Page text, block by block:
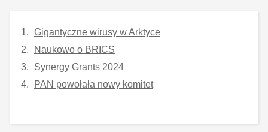
Gigantyczne wirusy w Arktyce
Naukowo o BRICS
Synergy Grants 2024
PAN powołała nowy komitet